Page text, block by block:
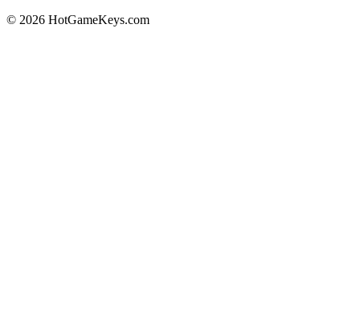
© 2026 HotGameKeys.com